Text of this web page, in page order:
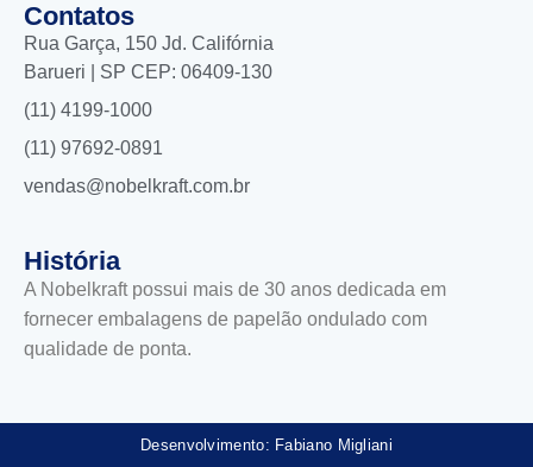
Contatos
Rua Garça, 150 Jd. Califórnia
Barueri | SP CEP: 06409-130
(11) 4199-1000
(11) 97692-0891
vendas@nobelkraft.com.br
História
A Nobelkraft possui mais de 30 anos dedicada em
fornecer embalagens de papelão ondulado com
qualidade de ponta.
Desenvolvimento: Fabiano Migliani